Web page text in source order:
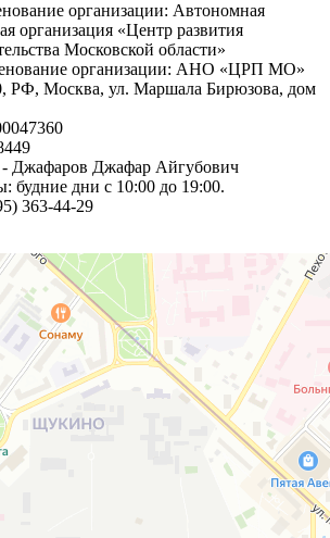
организации: Автономная
организация «Центр развития
Московской области»
организации: АНО «ЦРП МО»
РФ, Москва, ул. Маршала Бирюзова, дом
- Джафаров Джафар Айгубович
будние дни с 10:00 до 19:00.
363-44-29